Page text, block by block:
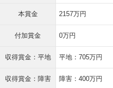
本賞金 2157万円
付加賞金 0万円
収得賞金：平地 平地：705万円
収得賞金：障害 障害：400万円